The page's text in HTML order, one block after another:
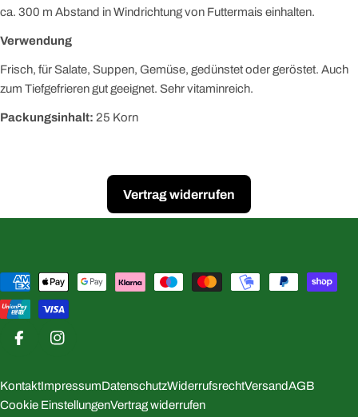
ca. 300 m Abstand in Windrichtung von Futtermais einhalten.
Verwendung
Frisch, für Salate, Suppen, Gemüse, gedünstet oder geröstet. Auch
zum Tiefgefrieren gut geeignet. Sehr vitaminreich.
Packungsinhalt: 25 Korn
Vertrag widerrufen
Zahlungsmethoden
FacebookInstagram
KontaktImpressumDatenschutzWiderrufsrechtVersandAGB
Cookie EinstellungenVertrag widerrufen